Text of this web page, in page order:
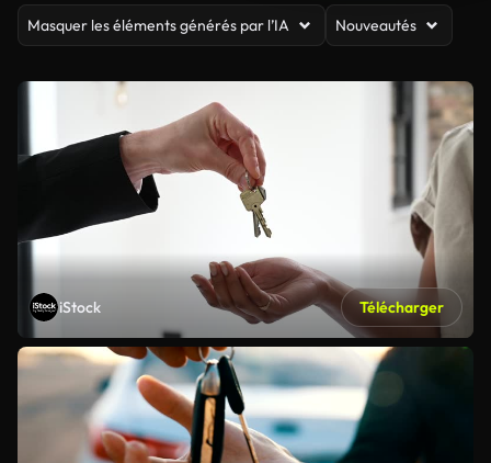
Masquer les éléments générés par l’IA Nouveautés
iStock Télécharger